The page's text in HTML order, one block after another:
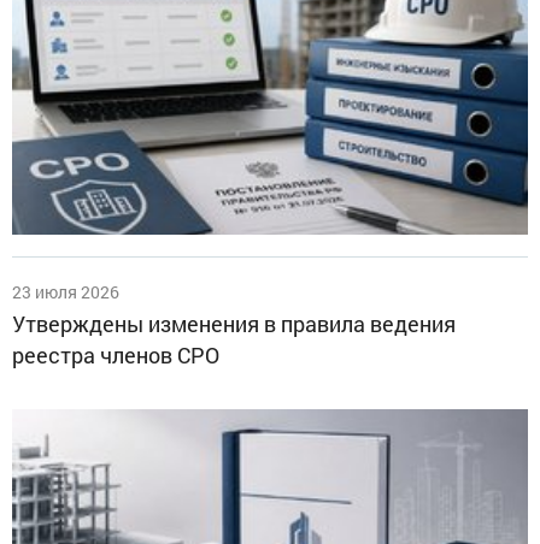
23 июля 2026
Утверждены изменения в правила ведения
реестра членов СРО